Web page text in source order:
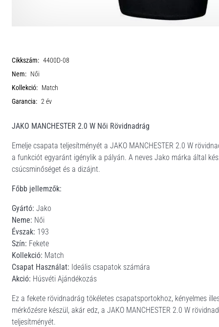
Cikkszám: 4400D-08
Nem: Női
Kollekció: Match
Garancia: 2 év
JAKO MANCHESTER 2.0 W Női Rövidnadrág
Emelje csapata teljesítményét a JAKO MANCHESTER 2.0 W
a funkciót egyaránt igénylik a pályán. A neves Jako márka által
csúcsminőséget és a dizájnt.
Főbb jellemzők:
Gyártó: Jako
Neme: Női
Évszak: 193
Szín: Fekete
Kollekció: Match
Csapat Használat: Ideális csapatok számára
Akció: Húsvéti Ajándékozás
Ez a fekete rövidnadrág tökéletes csapatsportokhoz, kényelmes
mérkőzésre készül, akár edz, a JAKO MANCHESTER 2.0 W
teljesítményét.